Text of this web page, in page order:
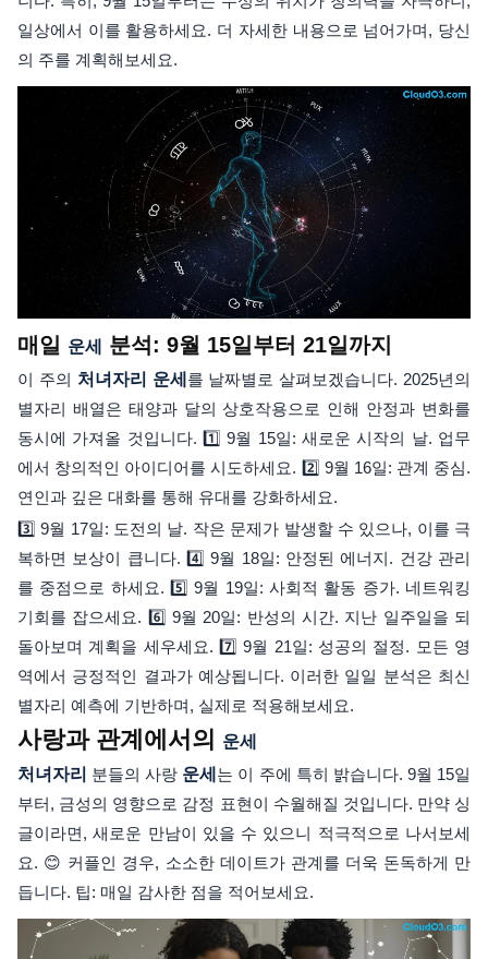
일상에서 이를 활용하세요. 더 자세한 내용으로 넘어가며, 당신
의 주를 계획해보세요.
매일 운세 분석: 9월 15일부터 21일까지
이 주의 처녀자리 운세 를 날짜별로 살펴보겠습니다. 2025년의
별자리 배열은 태양과 달의 상호작용으로 인해 안정과 변화를
동시에 가져올 것입니다. 1️⃣ 9월 15일: 새로운 시작의 날. 업무
에서 창의적인 아이디어를 시도하세요. 2️⃣ 9월 16일: 관계 중심.
연인과 깊은 대화를 통해 유대를 강화하세요.
3️⃣ 9월 17일: 도전의 날. 작은 문제가 발생할 수 있으나, 이를 극
복하면 보상이 큽니다. 4️⃣ 9월 18일: 안정된 에너지. 건강 관리
를 중점으로 하세요. 5️⃣ 9월 19일: 사회적 활동 증가. 네트워킹
기회를 잡으세요. 6️⃣ 9월 20일: 반성의 시간. 지난 일주일을 되
돌아보며 계획을 세우세요. 7️⃣ 9월 21일: 성공의 절정. 모든 영
역에서 긍정적인 결과가 예상됩니다. 이러한 일일 분석은 최신
별자리 예측에 기반하며, 실제로 적용해보세요.
사랑과 관계에서의
운세
처녀자리 분들의 사랑 운세 는 이 주에 특히 밝습니다. 9월 15일
부터, 금성의 영향으로 감정 표현이 수월해질 것입니다. 만약 싱
글이라면, 새로운 만남이 있을 수 있으니 적극적으로 나서보세
요. 😊 커플인 경우, 소소한 데이트가 관계를 더욱 돈독하게 만
듭니다. 팁: 매일 감사한 점을 적어보세요.